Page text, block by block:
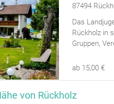
87494
Das
Rückholz in
Gruppen,
ab 15,00 €
von Rückholz